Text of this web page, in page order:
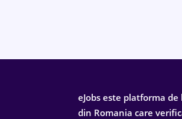
eJobs este platforma
din Romania care